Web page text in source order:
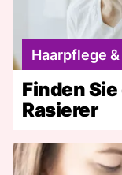
Haarpflege
Finden
Rasierer